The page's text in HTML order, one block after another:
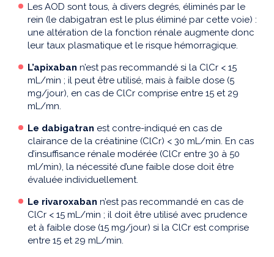
Les AOD sont tous, à divers degrés, éliminés par le
rein (le dabigatran est le plus éliminé par cette voie) :
une altération de la fonction rénale augmente donc
leur taux plasmatique et le risque hémorragique.
L’apixaban n’est pas recommandé si la ClCr < 15
mL/min ; il peut être utilisé, mais à faible dose (5
mg/jour), en cas de ClCr comprise entre 15 et 29
mL/mn.
Le dabigatran est contre-indiqué en cas de
clairance de la créatinine (ClCr) < 30 mL/min. En cas
d’insuffisance rénale modérée (ClCr entre 30 à 50
ml/min), la nécessité d’une faible dose doit être
évaluée individuellement.
Le rivaroxaban n’est pas recommandé en cas de
ClCr < 15 mL/min ; il doit être utilisé avec prudence
et à faible dose (15 mg/jour) si la ClCr est comprise
entre 15 et 29 mL/min.